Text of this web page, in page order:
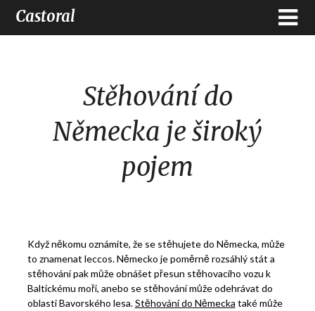
Castoral
Stěhování do
Německa je široký
pojem
Když někomu oznámíte, že se stěhujete do Německa, může
to znamenat leccos. Německo je poměrně rozsáhlý stát a
stěhování pak může obnášet přesun stěhovacího vozu k
Baltickému moři, anebo se stěhování může odehrávat do
oblasti Bavorského lesa.Stěhování do Německa také může